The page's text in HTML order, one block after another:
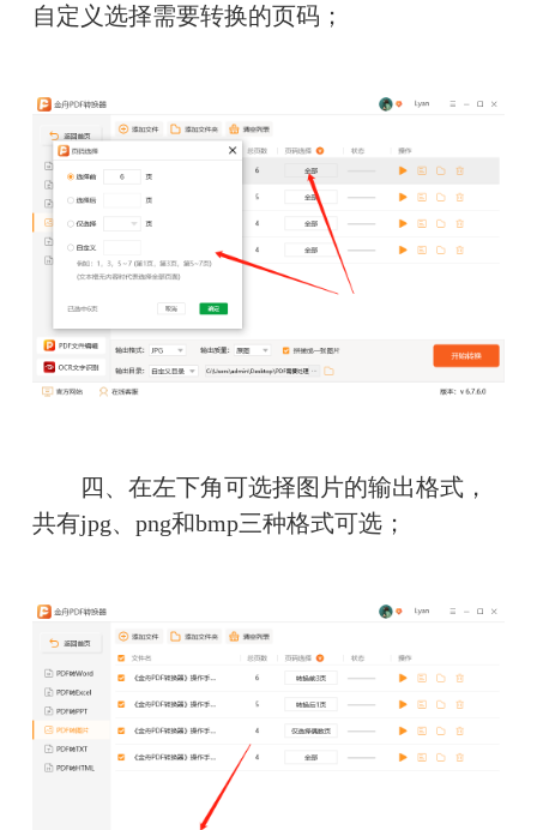
自定义选择需要转换的页码；
四、在左下角可选择图片的输出格式，
共有jpg、png和bmp三种格式可选；